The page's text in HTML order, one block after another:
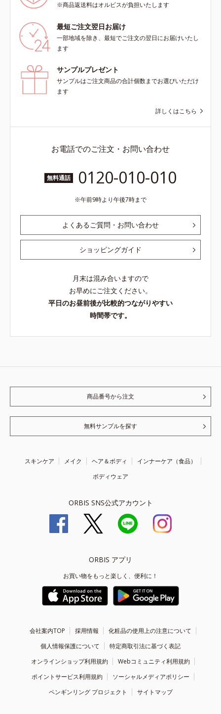
※商品返送料はオルビスが負担いたします
最短ご注文翌日お届け
一部地域を除き、最短でご注文の翌日にお届けいたし
ます
サンプルプレゼント
サンプルはご注文商品の合計個数までお選びいただけ
ます
詳しくはこちら
お電話でのご注文・お問い合わせ
無料通話 0120-010-010
午前9時より午後7時まで
よくあるご質問・お問い合わせ
ショッピングガイド
月末は混み合いますので
お早めにご注文ください。
平日のお昼前後が比較的つながりやすい
時間帯です。
商品番号から注文
無料サンプルを探す
スキンケア メイク ヘア＆ボディ
インナーケア（食品）
ボディウェア
ORBIS SNS公式アカウント
ORBIS アプリ
お買い物をもっと楽しく、便利に！
会社案内TOP 採用情報
化粧品の使用上の注意について
個人情報保護について
特定商取引法に基づく表記
オンラインショップ利用規約
Webコミュニティ利用規約
ポイントサービス利用規約
ソーシャルメディアポリシー
ペンギンリング プロジェクト
サイトマップ